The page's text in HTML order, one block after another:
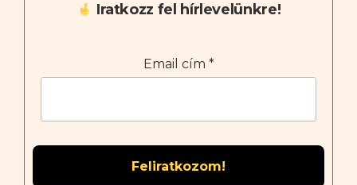
Iratkozz fel hírlevelünkre!
Email cím *